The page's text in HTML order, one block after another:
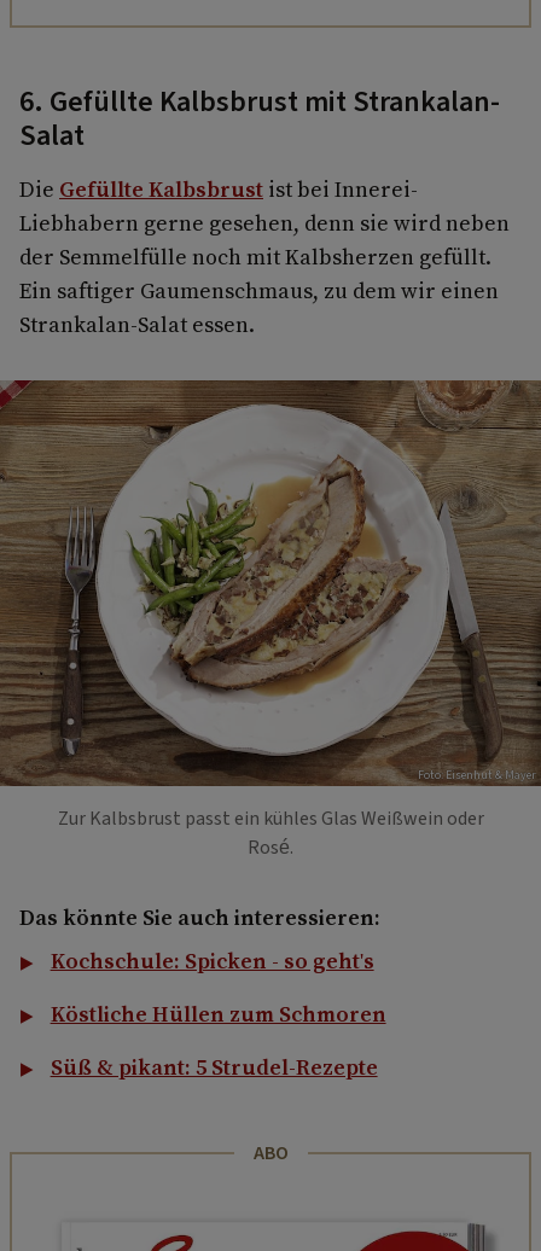
6. Gefüllte Kalbsbrust mit Strankalan-
Salat
Die Gefüllte Kalbsbrust ist bei Innerei-
Liebhabern gerne gesehen, denn sie wird neben
der Semmelfülle noch mit Kalbsherzen gefüllt.
Ein saftiger Gaumenschmaus, zu dem wir einen
Strankalan-Salat essen.
Foto: Eisenhut & Mayer
Zur Kalbsbrust passt ein kühles Glas Weißwein oder
Rosé.
Das könnte Sie auch interessieren:
Kochschule: Spicken - so geht's
Köstliche Hüllen zum Schmoren
Süß & pikant: 5 Strudel-Rezepte
ABO